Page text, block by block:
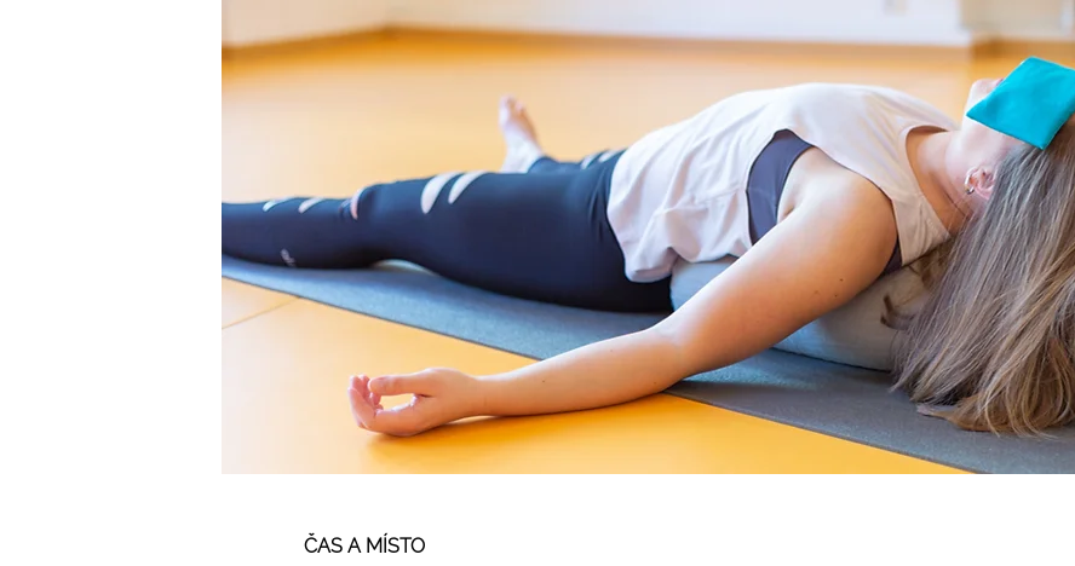
ČAS A MÍSTO